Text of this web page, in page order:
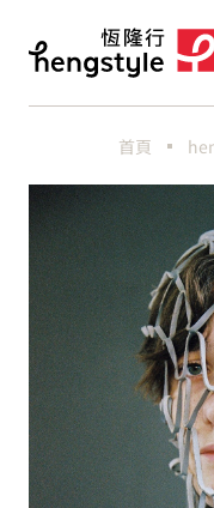
首頁